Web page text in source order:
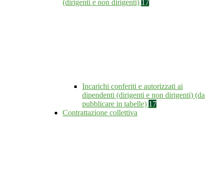
(dirigenti e non dirigenti) 17
Incarichi conferiti e autorizzati ai
dipendenti (dirigenti e non dirigenti) (da
pubblicare in tabelle) 17
Contrattazione collettiva